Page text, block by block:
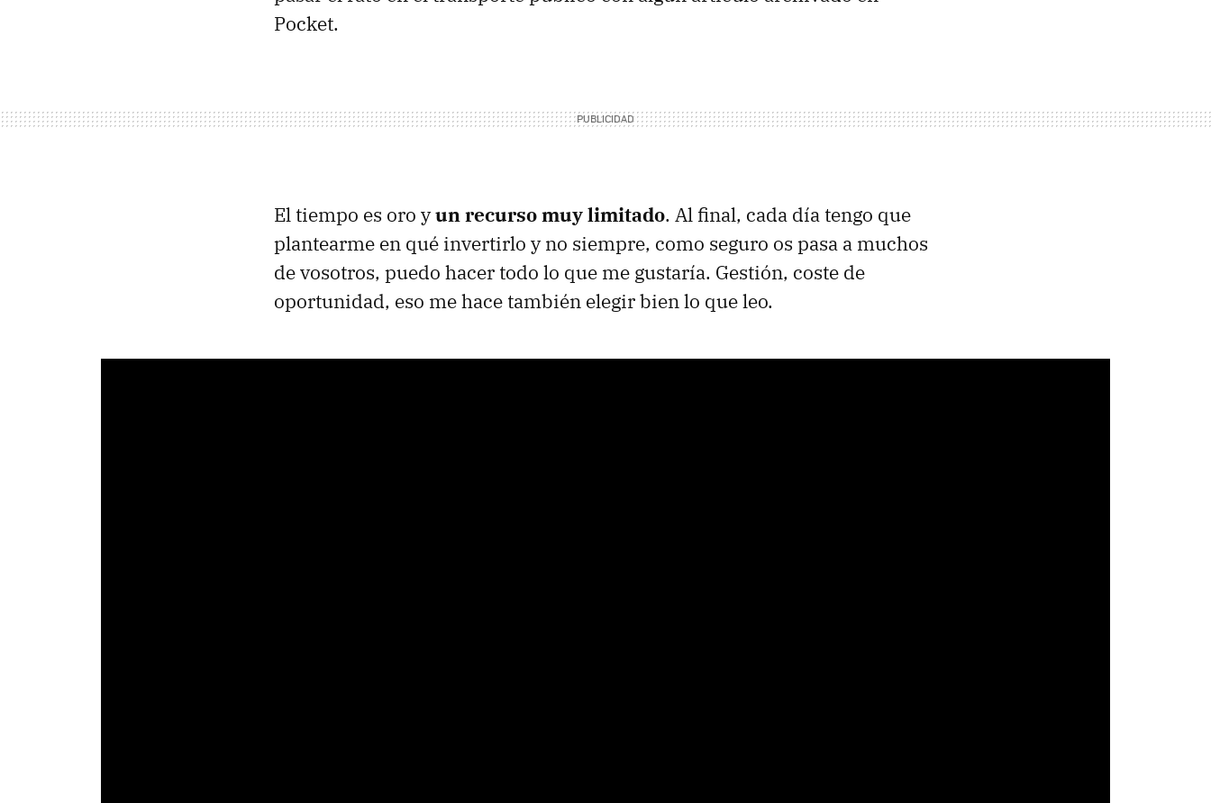
Pocket.
El tiempo es oro yun recurso muy limitado. Al final, cada día tengo que
plantearme en qué invertirlo y no siempre, como seguro os pasa a muchos
de vosotros, puedo hacer todo lo que me gustaría. Gestión, coste de
oportunidad, eso me hace también elegir bien lo que leo.